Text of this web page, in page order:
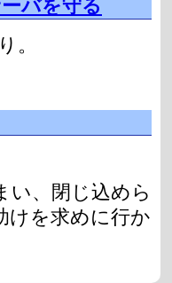
バを守る
。
い、閉じ込めら
けを求めに行か